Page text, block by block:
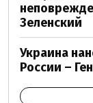
Зеленский
Украина
России –